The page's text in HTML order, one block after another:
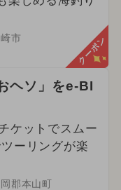
市 クーポン
ヘソ」をe-BI
ケットでスムー
ーリングが楽
郡本山町